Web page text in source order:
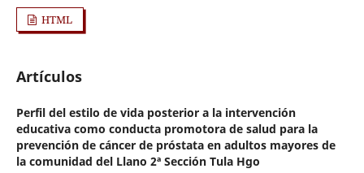
HTML
Artículos
Perfil del estilo de vida posterior a la intervención
educativa como conducta promotora de salud para la
prevención de cáncer de próstata en adultos mayores de
la comunidad del Llano 2ª Sección Tula Hgo